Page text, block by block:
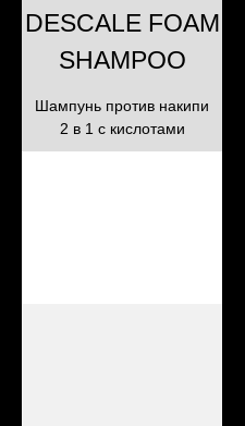
DESCALE FOAM
SHAMPOO
Шампунь против накипи
2 в 1 с кислотами